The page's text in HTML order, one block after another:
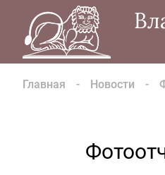
Главная Новости